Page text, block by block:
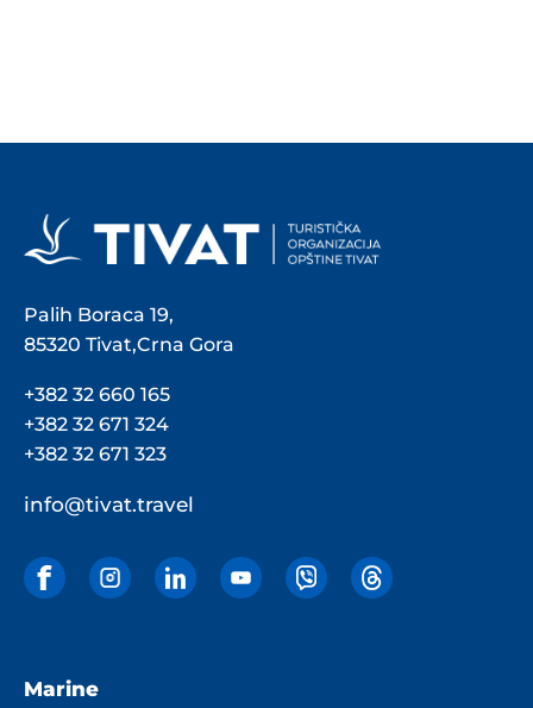
Palih Boraca 19,
85320 Tivat,Crna Gora
+382 32 660 165
+382 32 671 324
+382 32 671 323
info@tivat.travel
Marine